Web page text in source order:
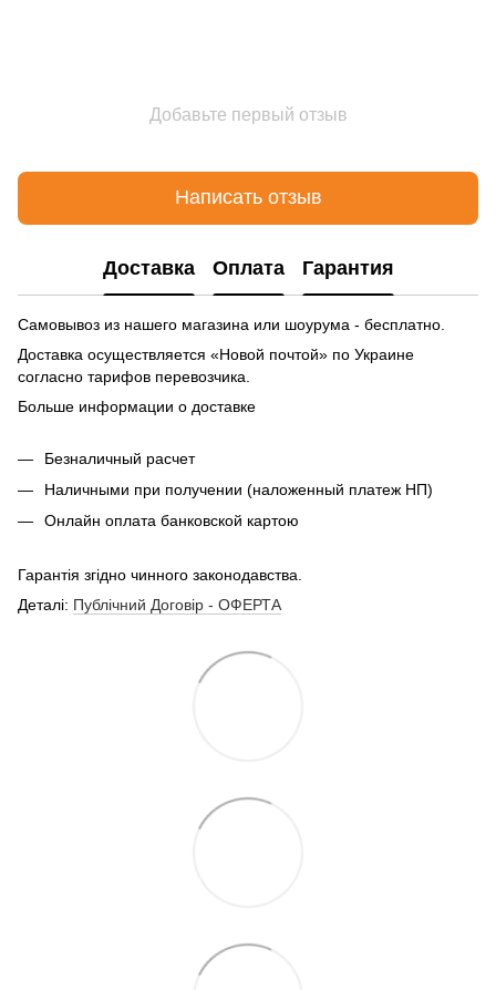
Добавьте первый отзыв
Написать отзыв
Доставка Оплата Гарантия
Самовывоз из нашего магазина или шоурума - бесплатно.
Доставка осуществляется «Новой почтой» по Украине
согласно тарифов перевозчика.
Больше информации о доставке
Безналичный расчет
Наличными при получении (наложенный платеж НП)
Онлайн оплата банковской картою
Гарантія згідно чинного законодавства.
Деталі: Публічний Договір - ОФЕРТА